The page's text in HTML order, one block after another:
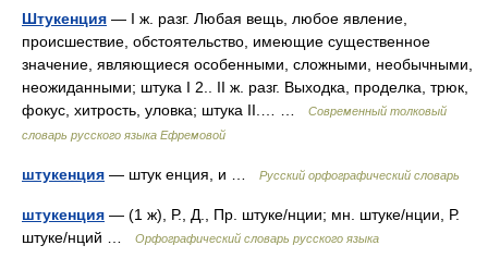
Штукенция — I ж. разг. Любая вещь, любое явление,
происшествие, обстоятельство, имеющие существенное
значение, являющиеся особенными, сложными, необычными,
неожиданными; штука I 2.. II ж. разг. Выходка, проделка, трюк,
фокус, хитрость, уловка; штука II.… …
Современный толковый
словарь русского языка Ефремовой
штукенция — штук енция, и … Русский орфографический словарь
штукенция — (1 ж), Р., Д., Пр. штуке/нции; мн. штуке/нции, Р.
штуке/нций …
Орфографический словарь русского языка